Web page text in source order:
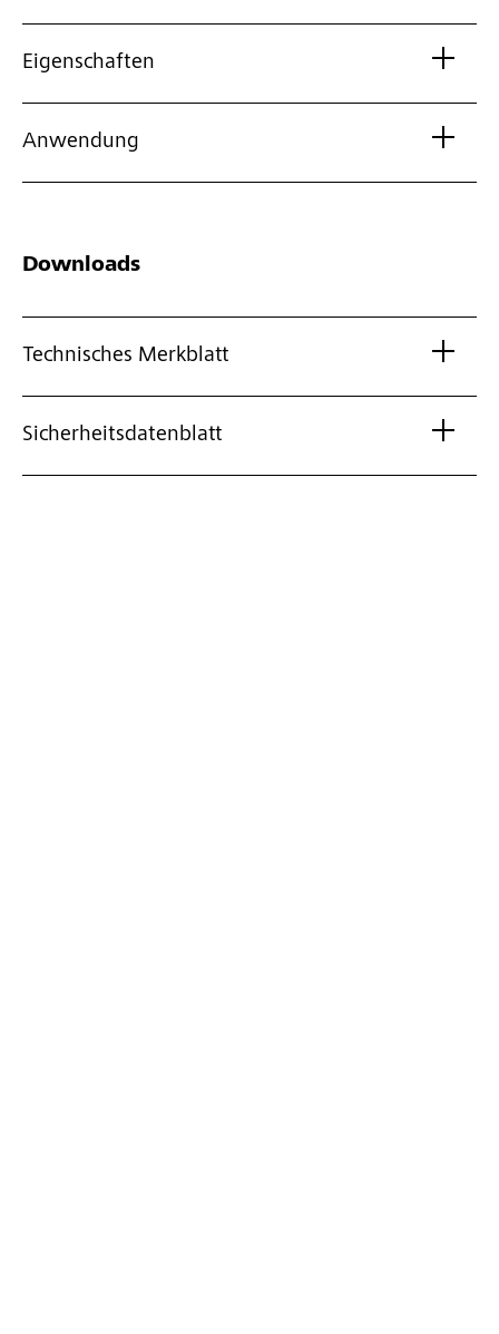
Eigenschaften
Anwendung
Downloads
Technisches Merkblatt
Sicherheitsdatenblatt